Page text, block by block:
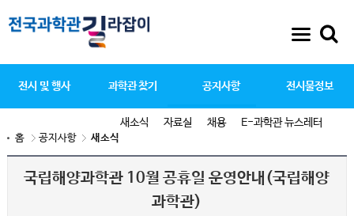
전시 및 행사 과학관 찾기 공지사항
새소식 자료실 채용 E-과학관 뉴스레터
전시물정보
홈 공지사항 새소식
국립해양과학관 10월 공휴일 운영안내(국립해양
과학관)